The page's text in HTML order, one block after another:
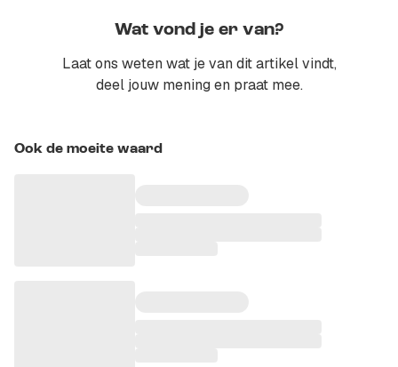
Wat vond je er van?
Laat ons weten wat je van dit artikel vindt,
deel jouw mening en praat mee.
Ook de moeite waard